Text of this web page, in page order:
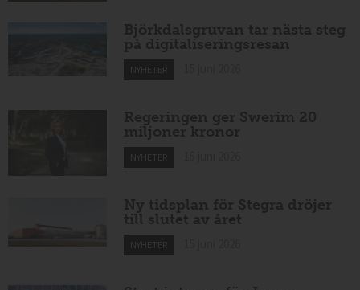
Björkdalsgruvan tar nästa steg
på digitaliseringsresan
NYHETER
Regeringen ger Swerim 20
miljoner kronor
NYHETER
Ny tidsplan för Stegra dröjer
till slutet av året
NYHETER